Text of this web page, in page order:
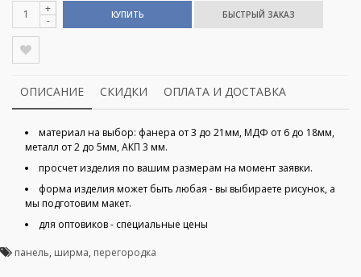
+
-
КУПИТЬ
ОПИСАНИЕ СКИДКИ ОПЛАТА И ДОСТАВКА
материал на выбор: фанера от 3 до 21мм, МДФ от 6 до 18мм,
металл от 2 до 5мм, АКП 3 мм.
просчет изделия по вашим размерам на момент заявки.
форма изделия может быть любая - вы выбираете рисунок, а
мы подготовим макет.
для оптовиков - специальные цены
панель, ширма, перегородка